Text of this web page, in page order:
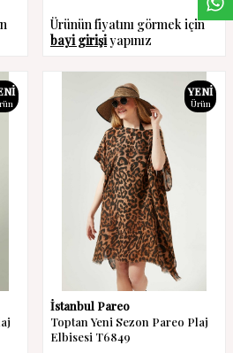
Ürünün fiyatını görmek için
bayi girişiyapınız
YENI
Ürün
İstanbul Pareo
Toptan Yeni Sezon Pareo Plaj
Elbisesi T6849